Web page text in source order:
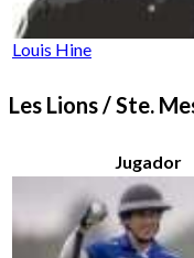
Louis Hine
Les Lions / Ste.
Jugador